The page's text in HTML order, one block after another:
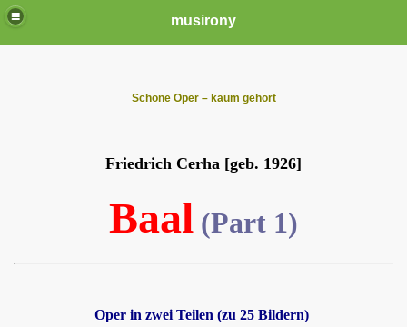
musirony
Schöne Oper – kaum gehört
Friedrich Cerha [geb. 1926]
Baal (Part 1)
Oper in zwei Teilen (zu 25 Bildern)